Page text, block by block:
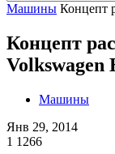
Машины Концепт
Концепт
Volkswagen
Машины
Янв 29, 2014
1 1266